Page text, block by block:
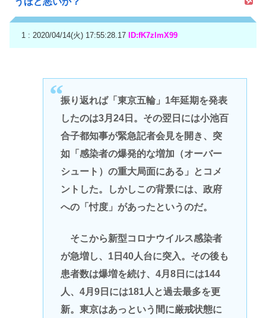
1 : 2020/04/14(火) 17:55:28.17 ID:fK7zlmX99
振り返れば「東京五輪」1年延期を発表
したのは3月24日。その翌日には小池百
合子都知事が緊急記者会見を開き、突
如「感染者の爆発的な増加（オーバー
シュート）の重大局面にある」とコメ
ントした。しかしこの背景には、政府
への「忖度」があったというのだ。
そこから新型コロナウイルス感染者
が急増し、1日40人台に突入。その後も
患者数は爆増を続け、4月8日には144
人、4月9日には181人と過去最多を更
新。東京はあっという間に厳戒状態に